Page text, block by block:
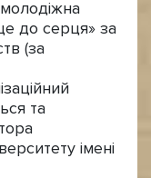
до серця» за
(за
та
імені